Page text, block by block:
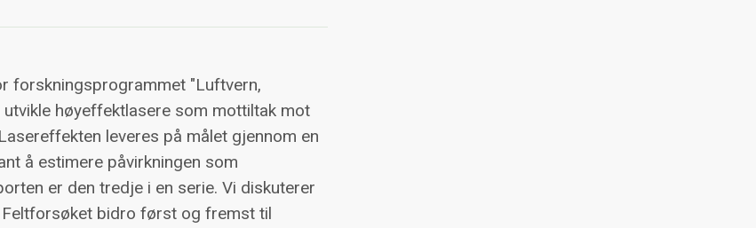
forskningsprogrammet "Luftvern,
høyeffektlasere som mottiltak mot
leveres på målet gjennom en
å estimere påvirkningen som
er den tredje i en serie. Vi diskuterer
bidro først og fremst til